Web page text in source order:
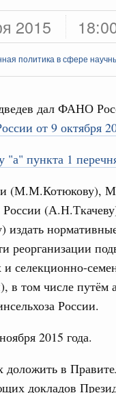
2015
политика в сфере
дал ФАНО
от 9 октября
"а" пункта 1
(М.М.Котюкову),
России
реорганизации
и селекционно-
в том числе
России.
2015 года.
доложить в
докладов
России,Минтранс
по